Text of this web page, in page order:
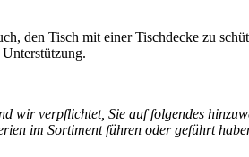
den Tisch mit einer Tischdecke zu
wir verpflichtet, Sie auf folgendes
im Sortiment führen oder geführt